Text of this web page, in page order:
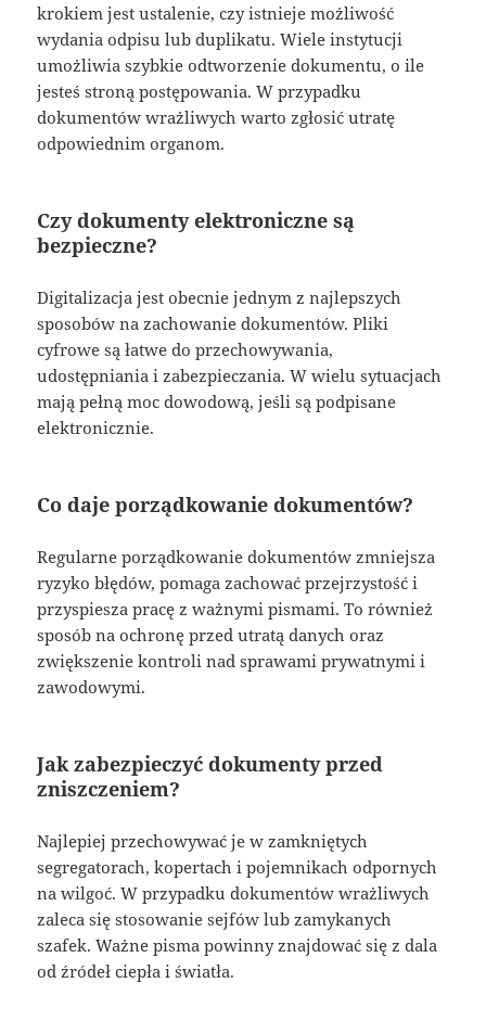
krokiem jest ustalenie, czy istnieje możliwość
wydania odpisu lub duplikatu. Wiele instytucji
umożliwia szybkie odtworzenie dokumentu, o ile
jesteś stroną postępowania. W przypadku
dokumentów wrażliwych warto zgłosić utratę
odpowiednim organom.
Czy dokumenty elektroniczne są
bezpieczne?
Digitalizacja jest obecnie jednym z najlepszych
sposobów na zachowanie dokumentów. Pliki
cyfrowe są łatwe do przechowywania,
udostępniania i zabezpieczania. W wielu sytuacjach
mają pełną moc dowodową, jeśli są podpisane
elektronicznie.
Co daje porządkowanie dokumentów?
Regularne porządkowanie dokumentów zmniejsza
ryzyko błędów, pomaga zachować przejrzystość i
przyspiesza pracę z ważnymi pismami. To również
sposób na ochronę przed utratą danych oraz
zwiększenie kontroli nad sprawami prywatnymi i
zawodowymi.
Jak zabezpieczyć dokumenty przed
zniszczeniem?
Najlepiej przechowywać je w zamkniętych
segregatorach, kopertach i pojemnikach odpornych
na wilgoć. W przypadku dokumentów wrażliwych
zaleca się stosowanie sejfów lub zamykanych
szafek. Ważne pisma powinny znajdować się z dala
od źródeł ciepła i światła.